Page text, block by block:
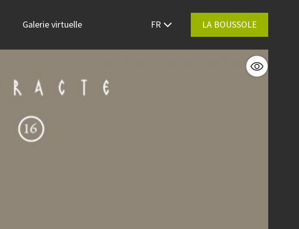
Galerie virtuelle FR LA BOUSSOLE